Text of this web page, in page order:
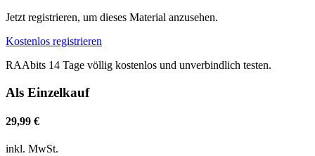
Jetzt registrieren, um dieses Material anzusehen.
Kostenlos registrieren
RAAbits 14 Tage völlig kostenlos und unverbindlich testen.
Als Einzelkauf
29,99 €
inkl. MwSt.